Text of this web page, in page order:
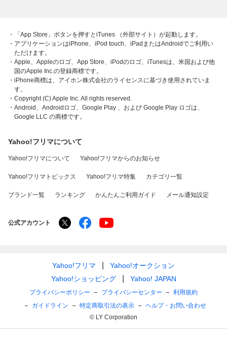
・「App Store」ボタンを押すとiTunes （外部サイト）が起動します。
・アプリケーションはiPhone、iPod touch、iPadまたはAndroidでご利用い
ただけます。
・Apple、Appleのロゴ、App Store、iPodのロゴ、iTunesは、米国および他
国のApple Inc.の登録商標です。
・iPhone商標は、アイホン株式会社のライセンスに基づき使用されていま
す。
・Copyright (C) Apple Inc. All rights reserved.
・Android、Androidロゴ、Google Play 、および Google Play ロゴは、
Google LLC の商標です。
Yahoo!フリマについて
Yahoo!フリマについて Yahoo!フリマからのお知らせ
Yahoo!フリマトピックス Yahoo!フリマ特集 カテゴリ一覧
ブランド一覧 ランキング かんたんご利用ガイド メール通知設定
公式アカウント
Yahoo!フリマ
Yahoo!オークション
Yahoo!ショッピング
Yahoo! JAPAN
プライバシーポリシー プライバシーセンター
利用規約
ガイドライン
特定商取引法の表示
ヘルプ・お問い合わせ
© LY Corporation